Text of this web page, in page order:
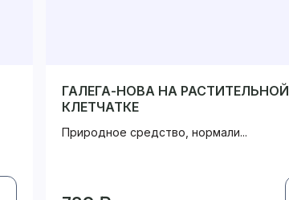
ГАЛЕГА-НОВА НА РАСТИТЕЛЬНОЙ
КЛЕТЧАТКЕ
Природное средство, нормали...